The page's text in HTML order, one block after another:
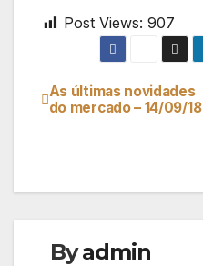
Post Views: 907
Navegação
As últimas novidades
do mercado – 14/09/18
Byadmin